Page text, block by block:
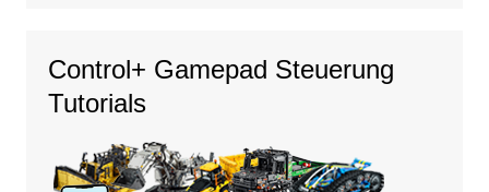
Control+ Gamepad Steuerung
Tutorials